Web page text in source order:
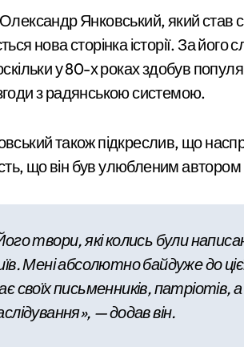
Смертельний обстріл станції на
Жахливі умови для дітей: у
СБУ затримала коригувальника ФСБ,
Почему предприниматели выбирают
План підготовки Києва до
Security Devices та сучасні системи
Затримання завершилося
Янковський, який став
нова сторінка історії. За
у 80-х роках здобув
з радянською системою.
також підкреслив, що
що він був улюбленим
твори, які колись були
Мені абсолютно байдуже до
своїх письменників,
— додав він.
Київ
У Києві акушерку-
гінеколога
запідозрили у